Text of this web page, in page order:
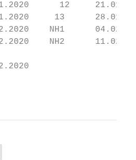
12
13
NH1
NH2